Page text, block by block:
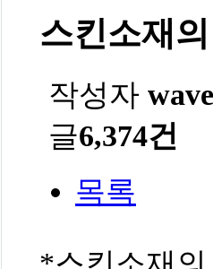
스킨소재
작성자 wave
글6,374건
목록